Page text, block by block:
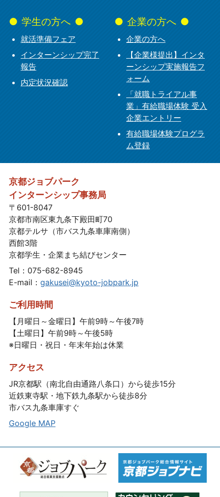
学生の方へ
就活準備フェア
インターンシップ完了
報告
内定状況確認
企業の方へ
企業の方へ
【企業様提出】インタ
ーンシップ実施報告フ
ォーム
「就職トライアル事
業」有給職場体験 受入
企業エントリー
有給職場体験プログラ
ム登録
京都ジョブパーク
インターンシップ事務局
〒601-8047
京都市南区東九条下殿田町70
京都テルサ（市バス九条車庫南側）
西館3階
京都学生・企業まち結びセンター
Tel：075-682-8945
E-mail： gakusei@kyoto-jobpark.jp
ご利用時間
【月曜日～金曜日】午前9時～午後7時
【土曜日】午前9時～午後5時
※日曜日・祝日・年末年始は休業
アクセス
JR京都駅（南北自由通路八条口）から徒歩15分
近鉄東寺駅・地下鉄九条駅から徒歩8分
市バス九条車庫すぐ
Google MAP